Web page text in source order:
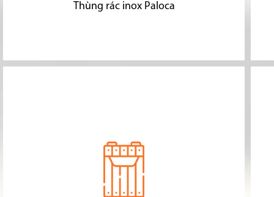
Thùng rác inox Paloca